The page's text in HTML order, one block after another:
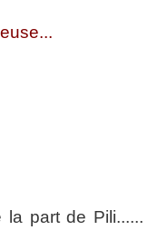
part de Pili......